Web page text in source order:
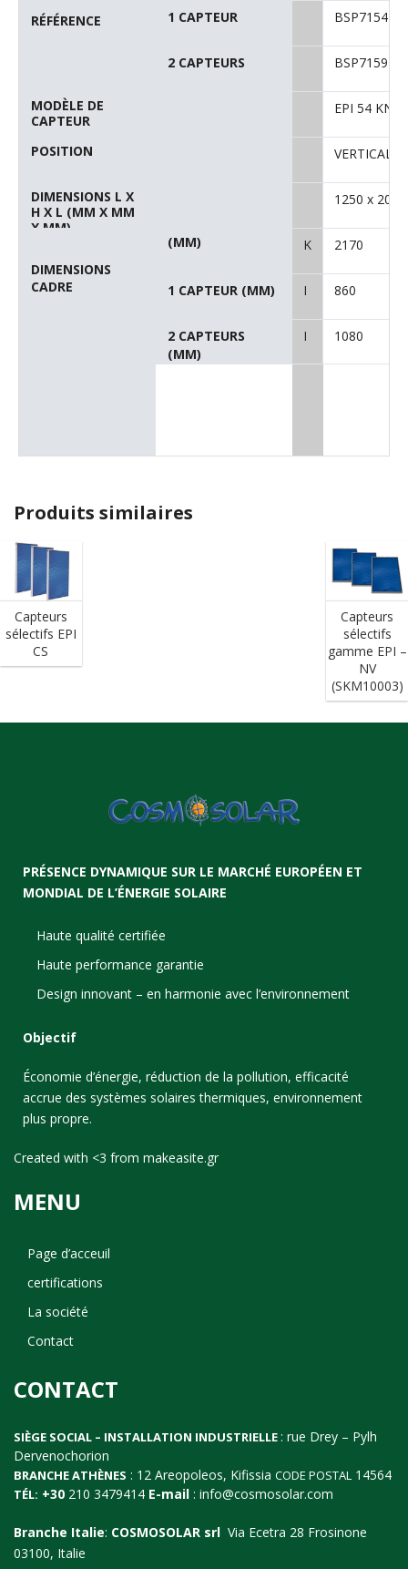
CADRE
2 CAPTEURS
1250 x
860
RÉFÉRENCE
MODÈLE DE
CAPTEUR
POSITION
DIMENSIONS L X
H X L (MM X MM
X MM)
DIMENSIONS
CADRE
1 CAPTEUR
2 CAPTEURS
(MM)
1 CAPTEUR (MM)
2 CAPTEURS
(MM)
K
Ι
Ι
BSP7154
BSP7159
EPI 54 KNV
VERTICALE
1250 x
2170
860
1080
Produits similaires
Capteurs
sélectifs EPI
CS
Capteurs
sélectifs
gamme EPI –
NV
(SKM10003)
PRÉSENCE DYNAMIQUE SUR LE MARCHÉ EUROPÉEN ET
MONDIAL DE L’ÉNERGIE SOLAIRE
Haute qualité certifiée
Haute performance garantie
Design innovant – en harmonie avec l’environnement
Objectif
Économie d’énergie, réduction de la pollution, efficacité
accrue des systèmes solaires thermiques, environnement
plus propre.
Created with <3 from makeasite.gr
MENU
Page d’acceuil
certifications
La société
Contact
CONTACT
SIÈGE SOCIAL – INSTALLATION INDUSTRIELLE: rue Drey – Pylh
Dervenochorion
BRANCHE ATHÈNES : 12 Areopoleos, Kifissia CODE POSTAL 14564
TÉL: +30 210 3479414 E-mail : info@cosmosolar.com
Branche Italie: COSMOSOLAR srl Via Ecetra 28 Frosinone
03100, Italie